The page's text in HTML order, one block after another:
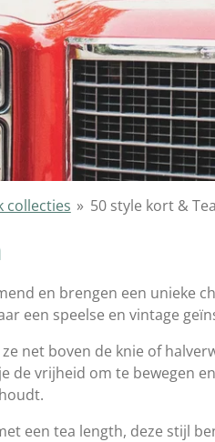
collecties » 50 style kort &
en brengen een unieke
een speelse en vintage
net boven de knie of
de vrijheid om te bewegen
een tea length, deze stijl